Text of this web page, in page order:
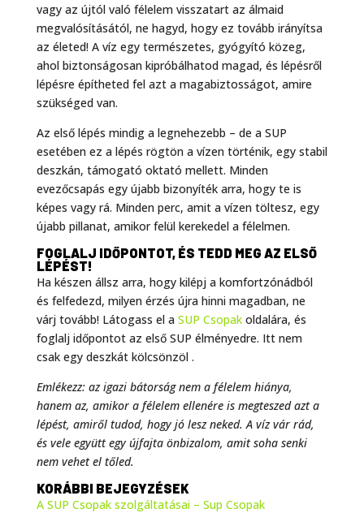
vagy az újtól való félelem visszatart az álmaid
megvalósításától, ne hagyd, hogy ez tovább irányítsa
az életed! A víz egy természetes, gyógyító közeg,
ahol biztonságosan kipróbálhatod magad, és lépésről
lépésre építheted fel azt a magabiztosságot, amire
szükséged van.
Az első lépés mindig a legnehezebb – de a SUP
esetében ez a lépés rögtön a vízen történik, egy stabil
deszkán, támogató oktató mellett. Minden
evezőcsapás egy újabb bizonyíték arra, hogy te is
képes vagy rá. Minden perc, amit a vízen töltesz, egy
újabb pillanat, amikor felül kerekedel a félelmen.
FOGLALJ IDŐPONTOT, ÉS TEDD MEG AZ ELSŐ
LÉPÉST!
Ha készen állsz arra, hogy kilépj a komfortzónádból
és felfedezd, milyen érzés újra hinni magadban, ne
várj tovább! Látogass el a SUP Csopakoldalára, és
foglalj időpontot az első SUP élményedre. Itt nem
csak egy deszkát kölcsönzöl .
Emlékezz: az igazi bátorság nem a félelem hiánya,
hanem az, amikor a félelem ellenére is megteszed azt a
lépést, amiről tudod, hogy jó lesz neked. A víz vár rád,
és vele együtt egy újfajta önbizalom, amit soha senki
nem vehet el tőled.
KORÁBBI BEJEGYZÉSEK
A SUP Csopak szolgáltatásai – Sup Csopak